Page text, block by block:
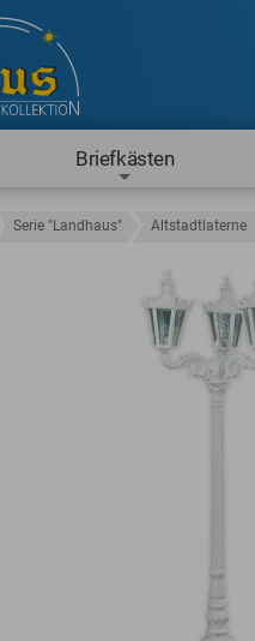
Briefkästen
Serie "Landhaus" Altstadtlaterne